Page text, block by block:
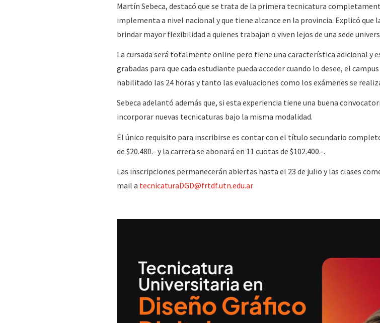
Martín Sebeca, destacó que se trata de la primera tecnicatura
implementa a nivel nacional y que tiene alcance en la provincia. Explicó que
brindar mayor flexibilidad a quienes trabajan o viven lejos de una sede
La cursada será totalmente online pero tiene una característica adicional y
grabadas para que cada estudiante pueda acceder cuando lo desee, el
habilitado las 24 horas y tanto las evaluaciones como los exámenes se
Sebeca adelantó además que, si esta experiencia tiene una buena
incorporar nuevas tecnicaturas bajo la misma modalidad.
El único requisito para inscribirse es contar con el título secundario
de $20.480.- y la carrera se abonará en 11 cuotas de $102.400.-.
Las inscripciones permanecerán abiertas hasta el 23 de julio y las clases
mail a tecnicaturaDGD@frtdf.utn.edu.ar